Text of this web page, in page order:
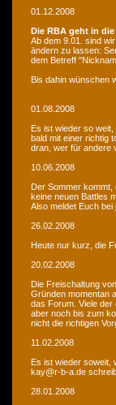
01.12.2008
Die RBA geht in
Ab dem 9.01. sind
ändern zu lassen:
dem Betreff
Bis dahin wünschen
01.08.2008
Es ist wieder so weit,
bald mit einer richtig
dran, wer für andere
10.06.2008
Der Sommer kommt,
keine neuen Battles
Also meldet Euch
26.02.2008
Heute nur kurz, die
20.02.2008
Die Freischaltung
Gründen momentan
das Forum. Viele
aber noch bis zum
nicht die richtigen
11.02.2008
Es ist wieder soweit,
kay@r-b-a.de
28.01.2008